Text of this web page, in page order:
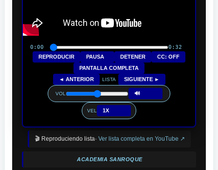
0:00 0:32
REPRODUCIR PAUSA DETENER
CC: OFF
PANTALLA COMPLETA
◄ ANTERIOR
LISTA SIGUIENTE ►
VOL 🔊
VEL 1X
🎬 Reproduciendo lista· Ver lista completa en YouTube ↗
ACADEMIA SANROQUE